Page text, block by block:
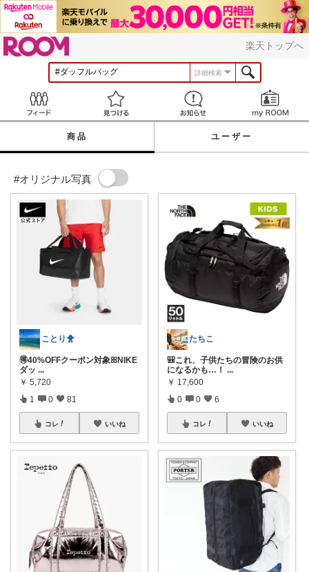
楽天トップへ
詳細検索
見つける お知らせ
商品 ユーザー
#オリジナル写真
ことり🐥
🉐40%OFFクーポン対象ꕤNIKE
ダッ ...
￥ 5,720
1 0 81
コレ いいね
たちこ
🎒これ、子供たちの冒険のお供
になるかも…！ ...
￥ 17,600
0 0 6
コレ いいね